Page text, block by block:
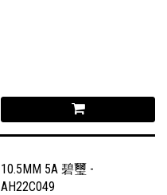
10.5MM 5A 碧璽 -
AH22C049